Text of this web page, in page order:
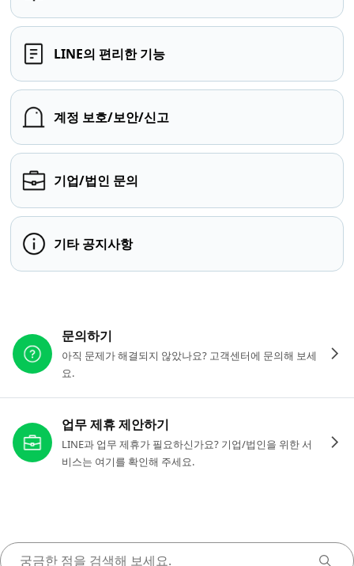
LINE의 편리한 기능
계정 보호/보안/신고
기업/법인 문의
기타 공지사항
문의하기
아직 문제가 해결되지 않았나요? 고객센터에 문의해 보세
요.
업무 제휴 제안하기
LINE과 업무 제휴가 필요하신가요? 기업/법인을 위한 서
비스는 여기를 확인해 주세요.